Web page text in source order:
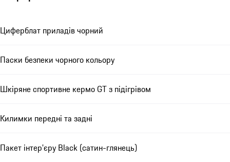
Циферблат приладів чорний
Паски безпеки чорного кольору
Шкіряне спортивне кермо GT з підігрівом
Килимки передні та задні
Пакет інтер'єру Black (сатин-глянець)